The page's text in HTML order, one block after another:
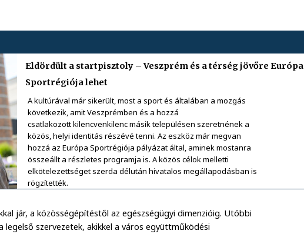
Eldördült a startpisztoly – Veszprém és a térség jövőre Európa
Sportrégiója lehet
A kultúrával már sikerült, most a sport és általában a mozgás
következik, amit Veszprémben és a hozzá
csatlakozott kilencvenkilenc másik településen szeretnének a
közös, helyi identitás részévé tenni. Az eszköz már megvan
hozzá az Európa Sportrégiója pályázat által, aminek mostanra
összeállt a részletes programja is. A közös célok melletti
elkötelezettséget szerda délután hivatalos megállapodásban is
rögzítették.
jár, a közösségépítéstől az egészségügyi dimenzióig. Utóbbi
legelső szervezetek, akikkel a város együttműködési